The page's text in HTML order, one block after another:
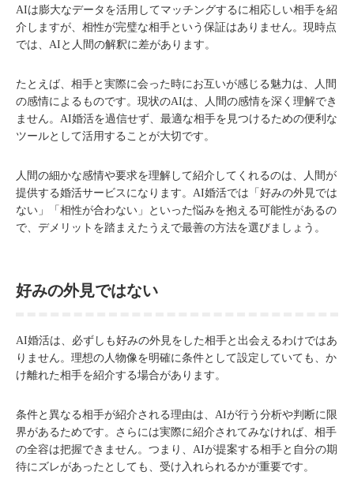
AIは膨大なデータを活用してマッチングするに相応しい相手を紹
介しますが、相性が完璧な相手という保証はありません。現時点
では、AIと人間の解釈に差があります。
たとえば、相手と実際に会った時にお互いが感じる魅力は、人間
の感情によるものです。現状のAIは、人間の感情を深く理解でき
ません。AI婚活を過信せず、最適な相手を見つけるための便利な
ツールとして活用することが大切です。
人間の細かな感情や要求を理解して紹介してくれるのは、人間が
提供する婚活サービスになります。AI婚活では「好みの外見では
ない」「相性が合わない」といった悩みを抱える可能性があるの
で、デメリットを踏まえたうえで最善の方法を選びましょう。
好みの外見ではない
AI婚活は、必ずしも好みの外見をした相手と出会えるわけではあ
りません。理想の人物像を明確に条件として設定していても、か
け離れた相手を紹介する場合があります。
条件と異なる相手が紹介される理由は、AIが行う分析や判断に限
界があるためです。さらには実際に紹介されてみなければ、相手
の全容は把握できません。つまり、AIが提案する相手と自分の期
待にズレがあったとしても、受け入れられるかが重要です。